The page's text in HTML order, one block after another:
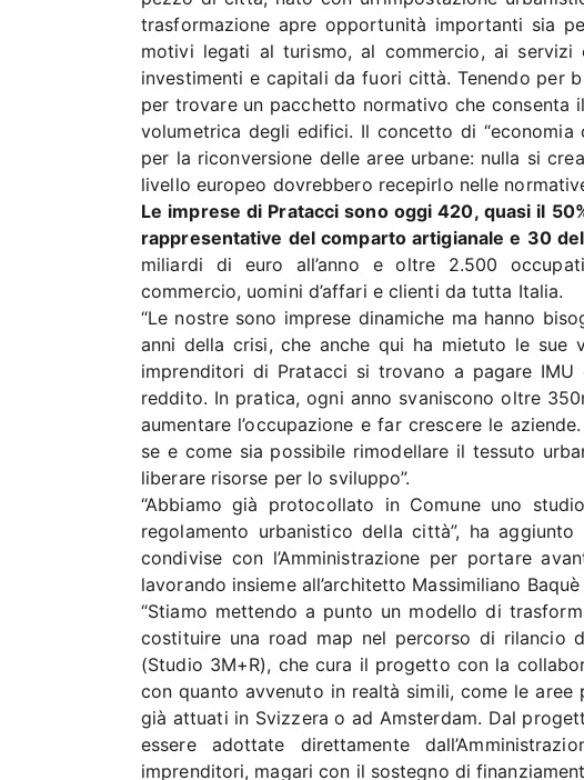
trasformazione apre opportunità importanti sia
motivi legati al turismo, al commercio, ai
investimenti e capitali da fuori città. Tenendo per
per trovare un pacchetto normativo che consenta
volumetrica degli edifici. Il concetto di
per la riconversione delle aree urbane: nulla si
livello europeo dovrebbero recepirlo nelle
Le imprese di Pratacci sono oggi 420, quasi il
rappresentative del comparto artigianale e 30
miliardi di euro all’anno e oltre 2.500
commercio, uomini d’affari e clienti da tutta Italia.
“Le nostre sono imprese dinamiche ma hanno
anni della crisi, che anche qui ha mietuto le sue
imprenditori di Pratacci si trovano a pagare
reddito. In pratica, ogni anno svaniscono oltre
aumentare l’occupazione e far crescere le
se e come sia possibile rimodellare il tessuto
liberare risorse per lo sviluppo”.
“Abbiamo già protocollato in Comune uno
regolamento urbanistico della città”, ha
condivise con l’Amministrazione per portare
lavorando insieme all’architetto Massimiliano
“Stiamo mettendo a punto un modello di
costituire una road map nel percorso di rilancio
(Studio 3M+R), che cura il progetto con la
con quanto avvenuto in realtà simili, come le
già attuati in Svizzera o ad Amsterdam. Dal
essere adottate direttamente
imprenditori, magari con il sostegno di